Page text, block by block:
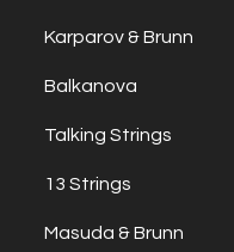
Karparov & Brunn
Balkanova
Talking Strings
13 Strings
Masuda & Brunn